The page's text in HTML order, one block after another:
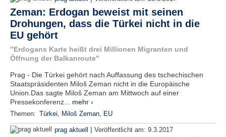
Zeman: Erdogan beweist mit seinen
Drohungen, dass die Türkei nicht in die
EU gehört
"Erdogans Karte heißt drei Millionen Migranten und
Öffnung der Balkanroute"
Prag - Die Türkei gehört nach Auffassung des tschechischen
Staatspräsidenten Miloš Zeman nicht in die Europäische
Union.Das sagte Miloš Zeman am Mittwoch auf einer
Pressekonferenz... mehr ›
Themen: Türkei, Miloš Zeman, EU
prag aktuell | Veröffentlicht am: 9.3.2017